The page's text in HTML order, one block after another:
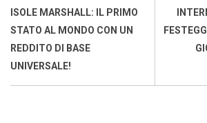
o
o
k
A
p
p
d
I
d
s
n
ISOLE MARSHALL: IL PRIMO
STATO AL MONDO CON UN
REDDITO DI BASE
UNIVERSALE!